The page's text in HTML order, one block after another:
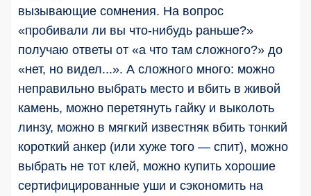
вызывающие сомнения. На вопрос
«пробивали ли вы что-нибудь раньше?»
получаю ответы от «а что там сложного?» до
«нет, но видел...». А сложного много: можно
неправильно выбрать место и вбить в живой
камень, можно перетянуть гайку и выколоть
линзу, можно в мягкий известняк вбить тонкий
короткий анкер (или хуже того — спит), можно
выбрать не тот клей, можно купить хорошие
сертифицированные уши и сэкономить на